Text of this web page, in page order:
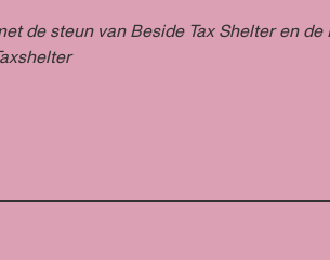
de steun van Beside Tax Shelter en de